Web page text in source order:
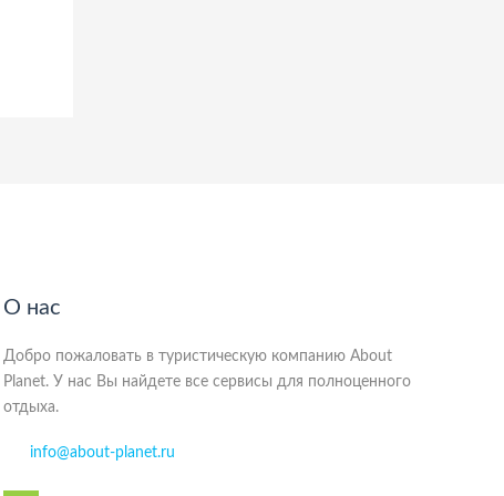
О нас
Добро пожаловать в туристическую компанию About
Planet. У нас Вы найдете все сервисы для полноценного
отдыха.
info@about-planet.ru